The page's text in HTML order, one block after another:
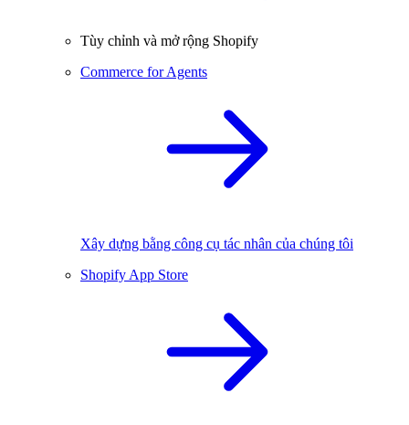
Tùy chỉnh và mở rộng Shopify
Commerce for Agents
Xây dựng bằng công cụ tác nhân của chúng tôi
Shopify App Store